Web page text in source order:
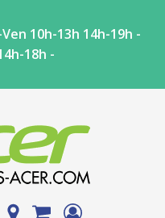
10h-13h 14h-19h -
18h -